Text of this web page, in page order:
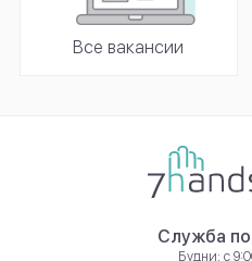
Все вакансии
Служба
Будни: с